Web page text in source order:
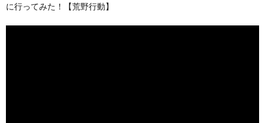
に行ってみた！【荒野行動】